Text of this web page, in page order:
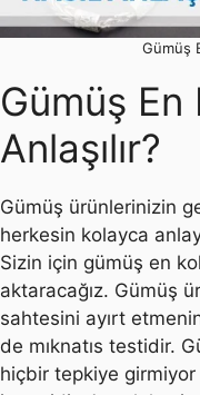
Gümüş
Gümüş En
Anlaşılır?
Gümüş ürünlerinizin
herkesin kolayca
Sizin için gümüş en
aktaracağız. Gümüş
sahtesini ayırt
de mıknatıs testidir.
hiçbir tepkiye